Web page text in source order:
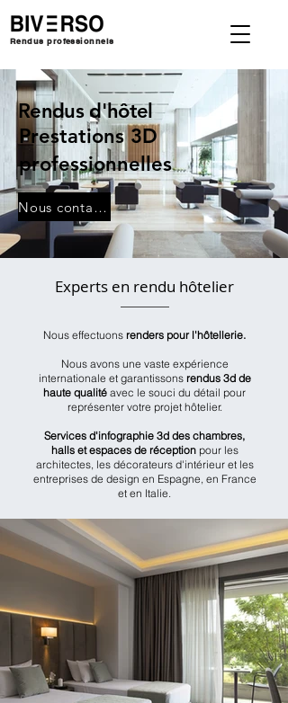
Rendus professionnels
Rendus d'hôtel
Prestations 3D
professionnelles
Nous contacter
Experts en rendu hôtelier
Nous effectuons renders pour l'hôtellerie.
Nous avons une vaste expérience
internationale et garantissons rendus 3d de
haute qualité avec le souci du détail pour
représenter votre projet hôtelier.
Services d'infographie 3d des chambres,
halls et espaces de réception pour les
architectes, les décorateurs d'intérieur et les
entreprises de design en Espagne, en France
et en Italie.